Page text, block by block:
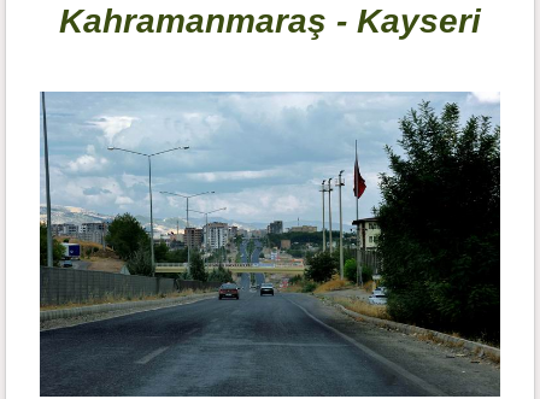
Kahramanmaraş - Kayseri